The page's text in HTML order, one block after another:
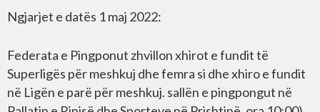
Ngjarjet e datës 1 maj 2022:
Federata e Pingponut zhvillon xhirot e fundit të
Superligës për meshkuj dhe femra si dhe xhiro e fundit
në Ligën e parë për meshkuj. sallën e pingpongut në